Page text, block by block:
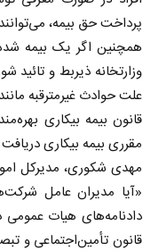
پرداخت حق بیمه،
همچنین اگر یک بیمه‌
وزارتخانه ذیربط و تائید
علت حوادث غیرمترقبه
قانون بیمه بیکاری
مقرری بیمه بیکاری
مهدی شکوری، مدیرکل
«آیا مدیران‌ عامل